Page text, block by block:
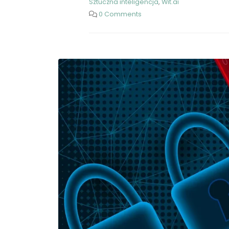
0 Comments